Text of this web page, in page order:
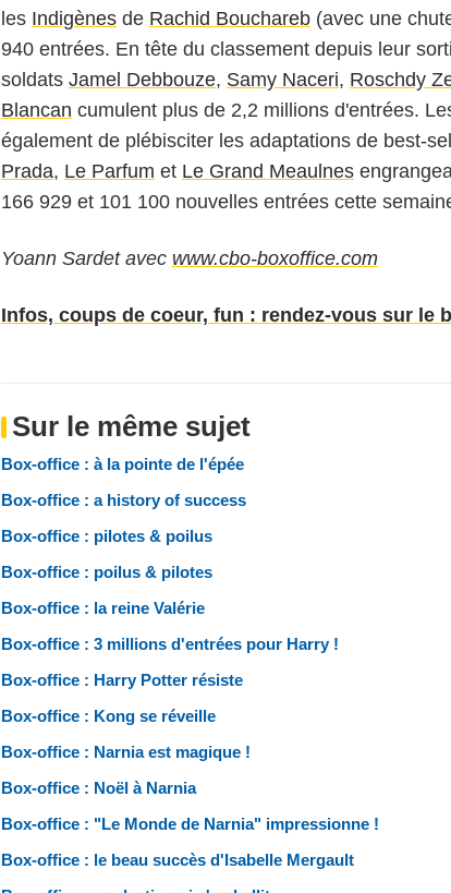
les Indigènes de Rachid Bouchareb (avec une
940 entrées. En tête du classement depuis leur
soldats Jamel Debbouze, Samy Naceri, Roschdy
Blancan cumulent plus de 2,2 millions d'entrées.
également de plébisciter les adaptations de best-
Prada, Le Parfum et Le Grand Meaulnes
166 929 et 101 100 nouvelles entrées cette
Yoann Sardet avec www.cbo-boxoffice.com
Infos, coups de coeur, fun : rendez-vous sur le
Sur le même sujet
Box-office : à la pointe de l'épée
Box-office : a history of success
Box-office : pilotes & poilus
Box-office : poilus & pilotes
Box-office : la reine Valérie
Box-office : 3 millions d'entrées pour Harry !
Box-office : Harry Potter résiste
Box-office : Kong se réveille
Box-office : Narnia est magique !
Box-office : Noël à Narnia
Box-office : "Le Monde de Narnia" impressionne !
Box-office : le beau succès d'Isabelle Mergault